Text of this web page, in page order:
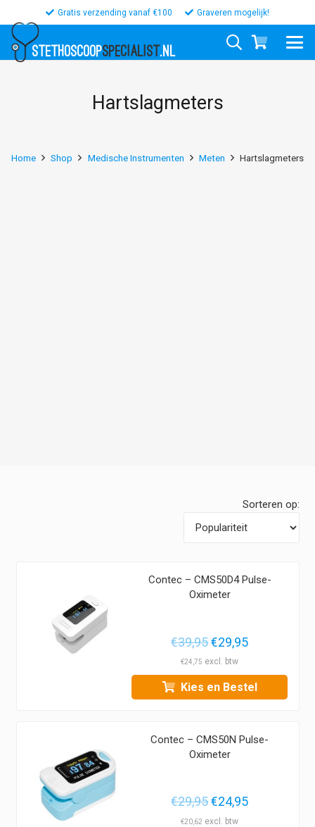
Gratis verzending vanaf €100 Graveren mogelijk!
STETHOSCOOPSPECIALIST.NL
Hartslagmeters
Home Shop Medische Instrumenten Meten Hartslagmeters
Sorteren op:
Contec – CMS50D4 Pulse-
Oximeter
€39,95Oorspronkelijke
prijs
was:
€39,95.
€29,95Huidige
is:
€29,95.
€24,75
Kies en Bestel
Contec – CMS50N Pulse-
Oximeter
€29,95Oorspronkelijke
prijs
€24,95Huidige
€20,62